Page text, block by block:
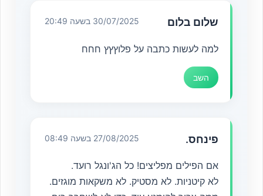
שלום בלום 30/07/2025 בשעה 20:49
למה לעשות כתבה על פלוץץץ חחח
השב
פינחס. 27/08/2025 בשעה 08:49
אם הפילים מפליצים! כל הג'ונגל רועד.
לא קיטניות. לא מסטיק. לא משקאות מוגזים.